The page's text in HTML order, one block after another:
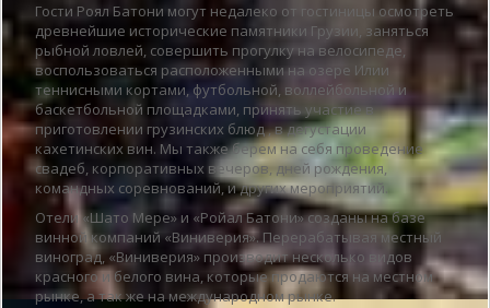
Гости Роял Батони могут недалеко от гостиницы осмотреть
древнейшие исторические памятники Грузии, заняться
рыбной ловлей, совершить прогулку на велосипеде,
воспользоваться расположенными на озере Илии
теннисными кортами, футбольной, воллейбольной и
баскетбольной площадками, принять участие в
приготовлении грузинских блюд , в дегустации
кахетинских вин. Мы также берем на себя проведение
свадеб, корпоративных вечеров, дней рождения,
командных соревнований, и других мероприятий.
Отели «Шато Мере» и «Ройал Батони» созданы на базе
винной компаний «Виниверия». Перерабатывая местный
виноград, «Виниверия» производит несколько видов
красного и белого вина, которые продаются на местном
рынке, а так же на международном рынке.